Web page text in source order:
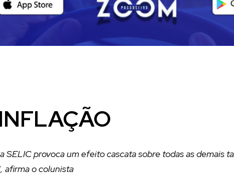
SELIC provoca um efeito cascata sobre todas as demais
afirma o colunista